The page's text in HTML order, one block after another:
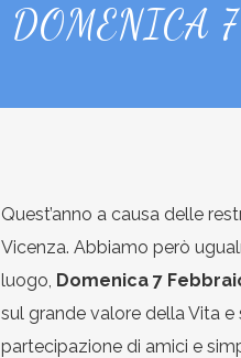
DOMENICA
Quest’anno a causa delle
Vicenza. Abbiamo però
luogo, Domenica 7
sul grande valore della Vita
partecipazione di amici e